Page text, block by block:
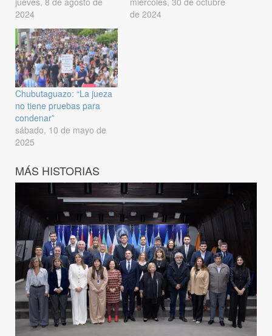
2024
de 2024
Chubutaguazo: “La jueza
no tiene pruebas para
condenar”
sábado, 10 de mayo de
2025
MÁS HISTORIAS